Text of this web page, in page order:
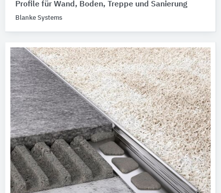
Profile für Wand, Boden, Treppe und Sanierung
Blanke Systems